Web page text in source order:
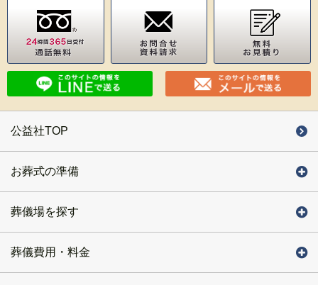
公益社TOP
お葬式の準備
葬儀場を探す
葬儀費用・料金